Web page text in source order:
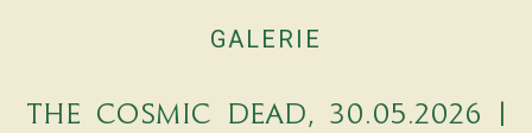
GALERIE
The Cosmic Dead, 30.05.2026 |